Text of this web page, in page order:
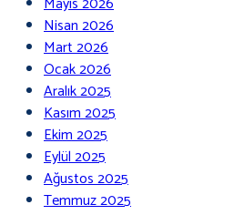
Nisan 2026
Mart 2026
Ocak 2026
Aralık 2025
Kasım 2025
Ekim 2025
Eylül 2025
Ağustos 2025
Temmuz 2025